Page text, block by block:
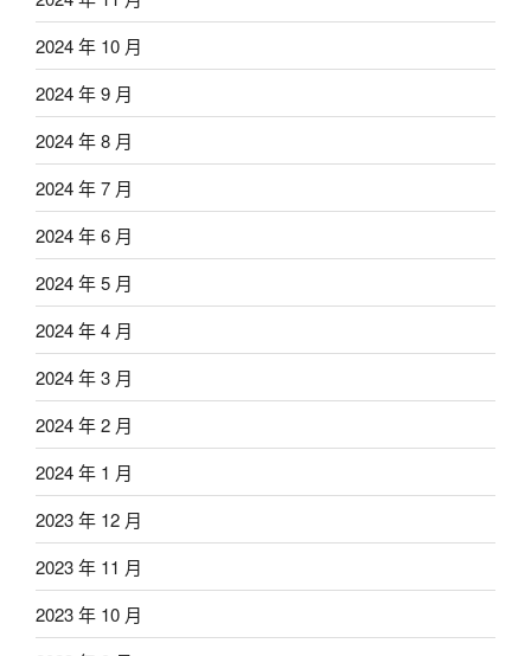
2024 年 10 月
2024 年 9 月
2024 年 8 月
2024 年 7 月
2024 年 6 月
2024 年 5 月
2024 年 4 月
2024 年 3 月
2024 年 2 月
2024 年 1 月
2023 年 12 月
2023 年 11 月
2023 年 10 月